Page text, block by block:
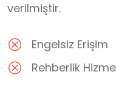
verilmiştir.
Engelsiz Erişim
Rehberlik